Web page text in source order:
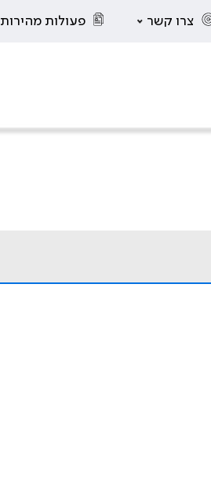
צרו קשר פעולות מהירות